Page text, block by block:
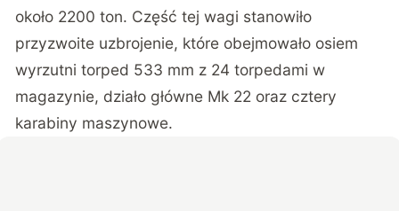
około 2200 ton. Część tej wagi stanowiło
przyzwoite uzbrojenie, które obejmowało osiem
wyrzutni torped 533 mm z 24 torpedami w
magazynie, działo główne Mk 22 oraz cztery
karabiny maszynowe.